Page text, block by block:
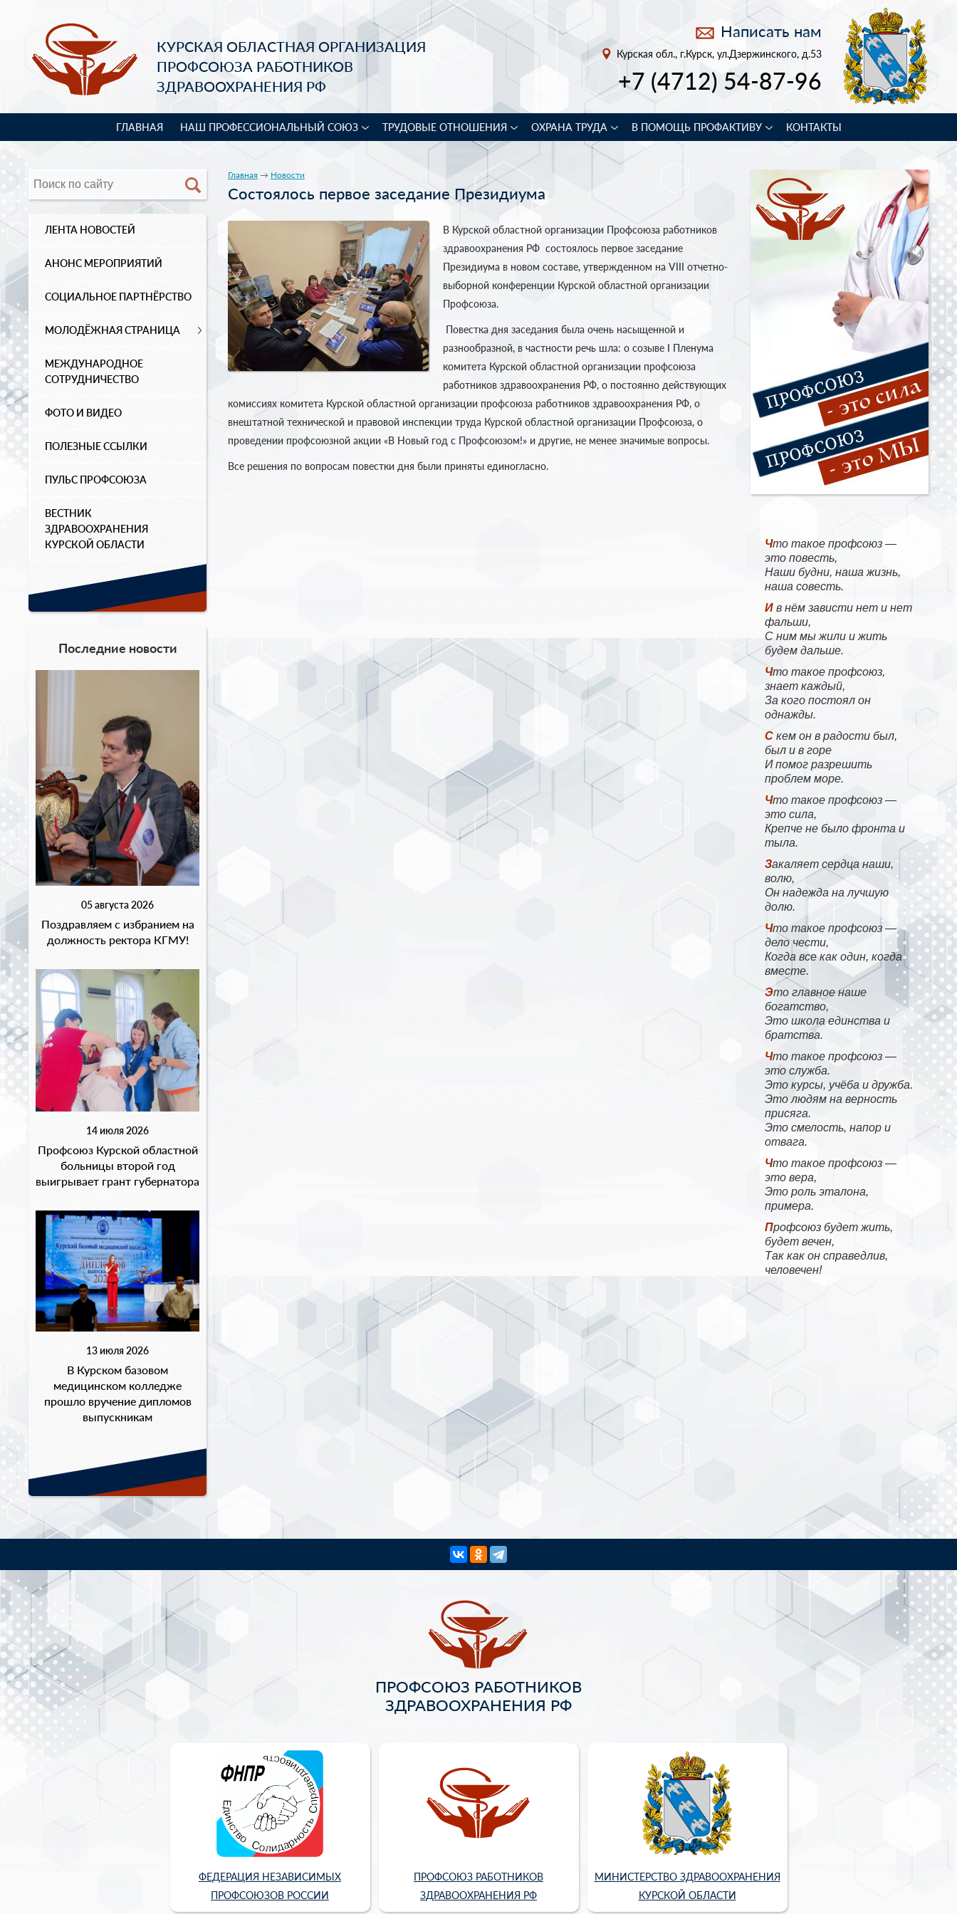
КУРСКАЯ ОБЛАСТНАЯ ОРГАНИЗАЦИЯ
ПРОФСОЮЗА РАБОТНИКОВ
ЗДРАВООХРАНЕНИЯ РФ
Написать нам
Курская обл., г.Курск, ул.Дзержинского, д.53
+7 (4712) 54-87-96
ГЛАВНАЯ НАШ ПРОФЕССИОНАЛЬНЫЙ СОЮЗ ТРУДОВЫЕ ОТНОШЕНИЯ ОХРАНА ТРУДА В ПОМОЩЬ ПРОФАКТИВУ КОНТАКТЫ
ЛЕНТА НОВОСТЕЙ
АНОНС МЕРОПРИЯТИЙ
СОЦИАЛЬНОЕ ПАРТНЁРСТВО
МОЛОДЁЖНАЯ СТРАНИЦА
МЕЖДУНАРОДНОЕ
СОТРУДНИЧЕСТВО
ФОТО И ВИДЕО
ПОЛЕЗНЫЕ ССЫЛКИ
ПУЛЬС ПРОФСОЮЗА
ВЕСТНИК
ЗДРАВООХРАНЕНИЯ
КУРСКОЙ ОБЛАСТИ
Последние новости
05 августа 2026
Поздравляем с избранием на
должность ректора КГМУ!
14 июля 2026
Профсоюз Курской областной
больницы второй год
выигрывает грант губернатора
13 июля 2026
В Курском базовом
медицинском колледже
прошло вручение дипломов
выпускникам
Что такое профсоюз —
это повесть,
Наши будни, наша жизнь,
наша совесть.
И в нём зависти нет и нет
фальши,
С ним мы жили и жить
будем дальше.
Что такое профсоюз,
знает каждый,
За кого постоял он
однажды.
С кем он в радости был,
был и в горе
И помог разрешить
проблем море.
Что такое профсоюз —
это сила,
Крепче не было фронта и
тыла.
Закаляет сердца наши,
волю,
Он надежда на лучшую
долю.
Что такое профсоюз —
дело чести,
Когда все как один, когда
вместе.
Это главное наше
богатство,
Это школа единства и
братства.
Что такое профсоюз —
это служба.
Это курсы, учёба и дружба.
Это людям на верность
присяга.
Это смелость, напор и
отвага.
Что такое профсоюз —
это вера,
Это роль эталона,
примера.
Профсоюз будет жить,
будет вечен,
Так как он справедлив,
человечен!
Главная → Новости
Состоялось первое заседание Президиума
В Курской областной организации Профсоюза работников
здравоохранения РФ состоялось первое заседание
Президиума в новом составе, утвержденном на VIII отчетно-
выборной конференции Курской областной организации
Профсоюза.
Повестка дня заседания была очень насыщенной и
разнообразной, в частности речь шла: о созыве I Пленума
комитета Курской областной организации профсоюза
работников здравоохранения РФ, о постоянно действующих
комиссиях комитета Курской областной организации профсоюза работников здравоохранения РФ, о
внештатной технической и правовой инспекции труда Курской областной организации Профсоюза, о
проведении профсоюзной акции «В Новый год с Профсоюзом!» и другие, не менее значимые вопросы.
Все решения по вопросам повестки дня были приняты единогласно.
ПРОФСОЮЗ РАБОТНИКОВ
ЗДРАВООХРАНЕНИЯ РФ
ФЕДЕРАЦИЯ НЕЗАВИСИМЫХ
ПРОФСОЮЗОВ РОССИИ
ПРОФСОЮЗ РАБОТНИКОВ
ЗДРАВООХРАНЕНИЯ РФ
МИНИСТЕРСТВО ЗДРАВООХРАНЕНИЯ
КУРСКОЙ ОБЛАСТИ